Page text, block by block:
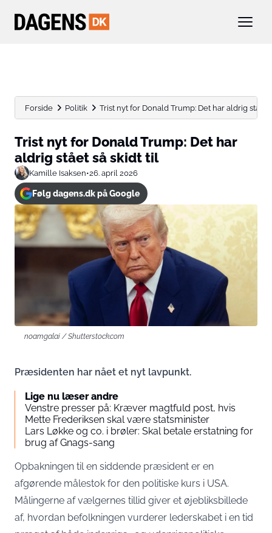
Forside Politik Trist nyt for Donald Trump: Det har aldrig stået
Trist nyt for Donald Trump: Det har
aldrig stået så skidt til
Kamille Isaksen•26. april 2026
Følg dagens.dk på Google
noamgalai / Shutterstock.com
Præsidenten har nået et nyt lavpunkt.
Lige nu læser andre
Venstre presser på: Kræver magtfuld post, hvis
Mette Frederiksen skal være statsminister
Lars Løkke og co. i brøler: Skal betale erstatning for
brug af Gnags-sang
Opbakningen til en siddende præsident er en
afgørende målestok for den politiske kurs i USA.
Målingerne af vælgernes tillid giver et øjebliksbillede
af, hvordan befolkningen vurderer lederskabet i en tid